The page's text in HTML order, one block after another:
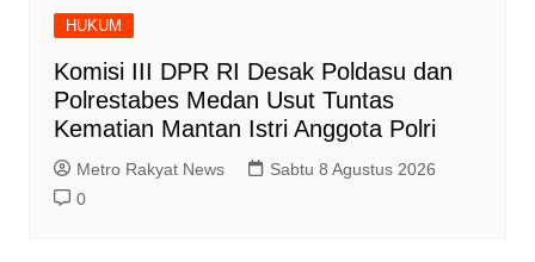
HUKUM
Komisi III DPR RI Desak Poldasu dan
Polrestabes Medan Usut Tuntas
Kematian Mantan Istri Anggota Polri
Metro Rakyat News
Sabtu 8 Agustus 2026
0